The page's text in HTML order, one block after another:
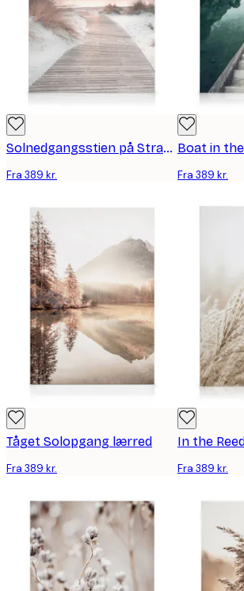
Solnedgangsstien på Stranden lærred
Fra 389 kr.
Boat in
Fra 389 kr.
Tåget Solopgang lærred
Fra 389 kr.
In the
Fra 389 kr.